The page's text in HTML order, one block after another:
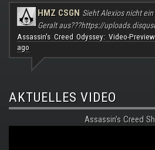
HMZ CSGN Sieht Alexios nicht
Geralt aus???https://
Assassin's Creed Odyssey: Video-
ago
AKTUELLES VIDEO
Assassin's Creed